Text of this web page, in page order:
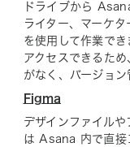
ドライブから
ライター、マーケ
を使用して作業で
アクセスできるた
がなく、バージョン
Figma
デザインファイル
は Asana 内で直接